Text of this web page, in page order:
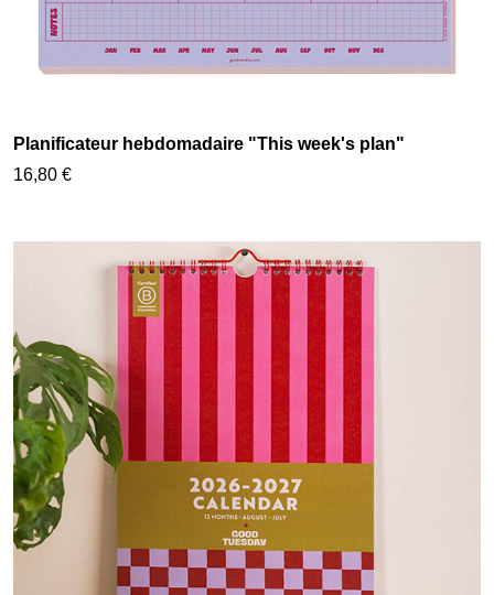
Planificateur hebdomadaire "This week's plan"
16,80 €